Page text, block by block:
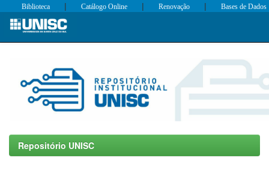
Skip
Biblioteca | Catálogo Online | Renovação | Bases de Dados
Repositório UNISC